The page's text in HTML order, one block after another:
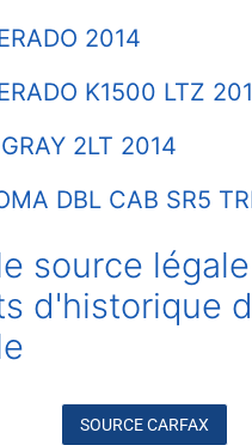
2014
K1500 LTZ
2LT 2014
DBL CAB SR5
source
d'historique
SOURCE CARFAX